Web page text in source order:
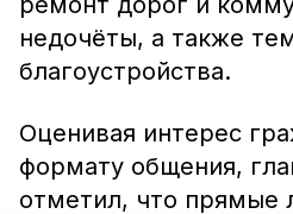
недочёты, а также
благоустройства.
Оценивая интерес
формату общения,
отметил, что прямые